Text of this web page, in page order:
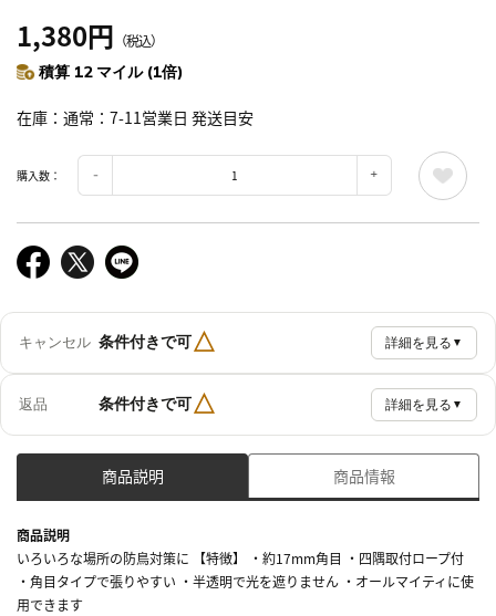
1,380円 （税込）
積算 12 マイル (1倍)
在庫 通常：7-11営業日 発送目安
購入数：
キャンセル 条件付きで可△ 詳細を見る ▼
返品 条件付きで可△ 詳細を見る ▼
商品説明 商品情報
商品説明
いろいろな場所の防鳥対策に 【特徴】 ・約17mm角目 ・四隅取付ロープ付
・角目タイプで張りやすい ・半透明で光を遮りません ・オールマイティに使
用できます